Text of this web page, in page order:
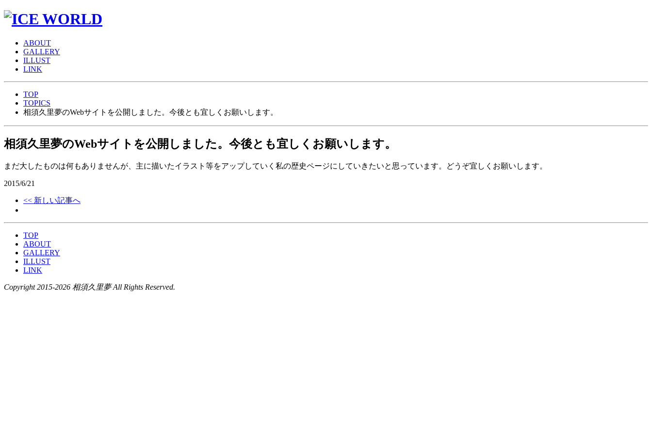
ABOUT
GALLERY
ILLUST
LINK
TOP
TOPICS
相須久里夢のWebサイトを公開しました。今後とも宜しくお願いします。
相須久里夢のWebサイトを公開しました。今後とも宜しくお願いします。
まだ大したものは何もありませんが、主に描いたイラスト等をアップしていく私の歴史ページにしていきたいと思っています。どうぞ宜しくお願いします。
2015/6/21
<< 新しい記事へ
TOP
ABOUT
GALLERY
ILLUST
LINK
Copyright 2015-2026 相須久里夢 All Rights Reserved.